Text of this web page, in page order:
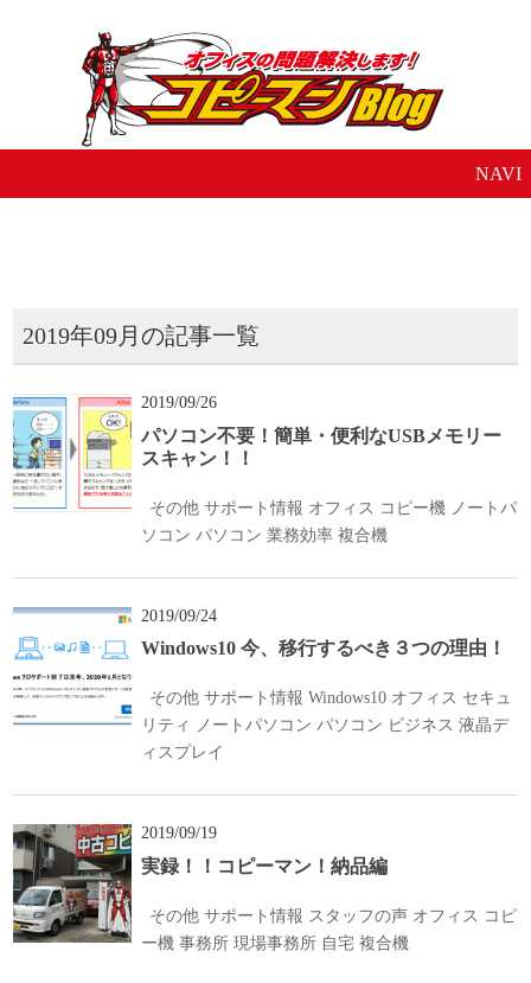
NAVI
2019年09月の記事一覧
2019/09/26
パソコン不要！簡単・便利なUSBメモリー
スキャン！！
その他 サポート情報 オフィス コピー機 ノートパ
ソコン パソコン 業務効率 複合機
2019/09/24
Windows10 今、移行するべき３つの理由！
その他 サポート情報 Windows10 オフィス セキュ
リティ
ノートパソコン パソコン ビジネス 液晶デ
ィスプレイ
2019/09/19
実録！！コピーマン！納品編
その他 サポート情報 スタッフの声 オフィス コピ
ー機 事務所 現場事務所 自宅 複合機